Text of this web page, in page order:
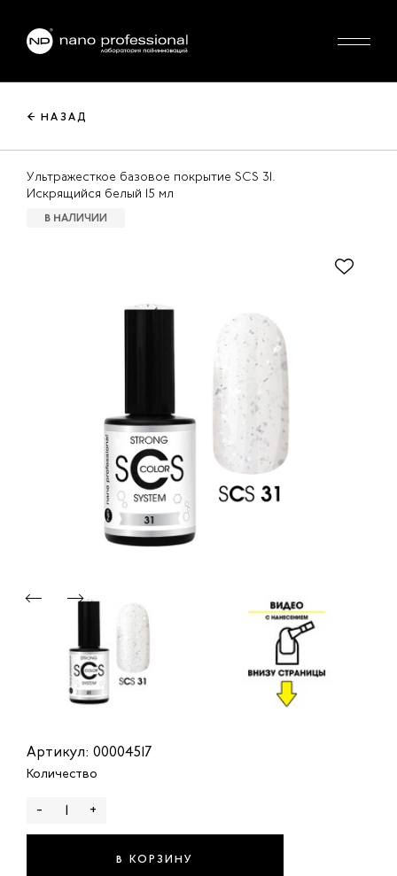
← НАЗАД
Ультражесткое базовое покрытие SCS 31.
Искрящийся белый 15 мл
В НАЛИЧИИ
Артикул: 00004517
Количество
- +
В КОРЗИНУ